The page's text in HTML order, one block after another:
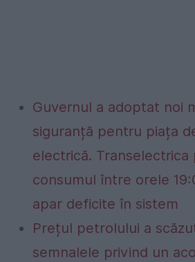
Guvernul a adoptat noi
siguranță pentru piața
electrică. Transelectrica
consumul între orele
apar deficite în sistem
Prețul petrolului a
semnalele privind un